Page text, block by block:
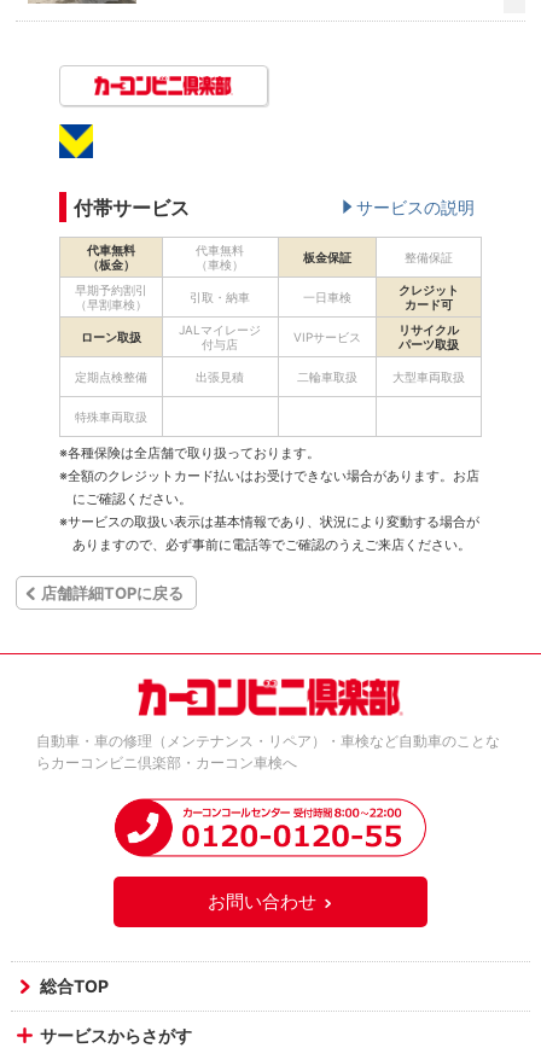
付帯サービス サービスの説明
代車無料
（板金）
代車無料
（車検）
板金保証 整備保証
早期予約割引
（早割車検）
引取・納車 一日車検
クレジット
カード可
ローン取扱
JALマイレージ
付与店
VIPサービス
リサイクル
パーツ取扱
定期点検整備 出張見積 二輪車取扱 大型車両取扱
特殊車両取扱
※各種保険は全店舗で取り扱っております。
※全額のクレジットカード払いはお受けできない場合があります。お店
にご確認ください。
※サービスの取扱い表示は基本情報であり、状況により変動する場合が
ありますので、必ず事前に電話等でご確認のうえご来店ください。
店舗詳細TOPに戻る
自動車・車の修理（メンテナンス・リペア）・車検など自動車のことな
らカーコンビニ倶楽部・カーコン車検へ
お問い合わせ
総合TOP
サービスからさがす